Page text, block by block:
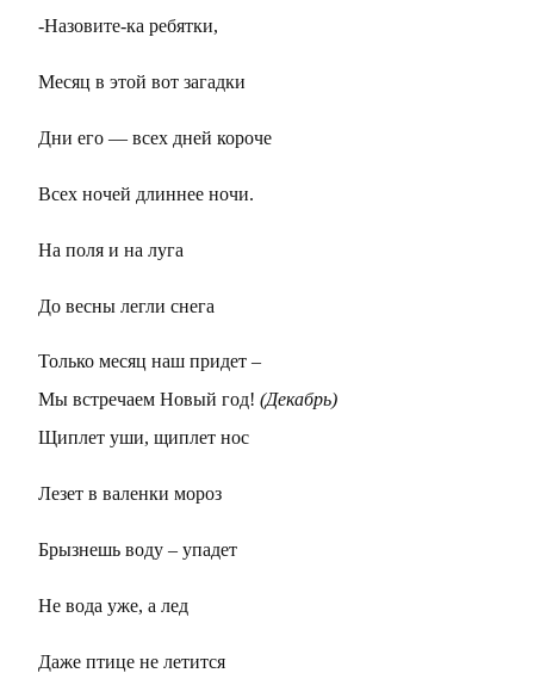
-Назовите-ка ребятки,
Месяц в этой вот загадки
Дни его — всех дней короче
Всех ночей длиннее ночи.
На поля и на луга
До весны легли снега
Только месяц наш придет –
Мы встречаем Новый год! (Декабрь)
Щиплет уши, щиплет нос
Лезет в валенки мороз
Брызнешь воду – упадет
Не вода уже, а лед
Даже птице не летится